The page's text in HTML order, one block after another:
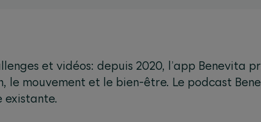
et vidéos: depuis 2020, l’app Benevita
le mouvement et le bien-être. Le podcast
existante.